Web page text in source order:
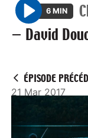
P
l
6 MIN
— David
ÉPISODE
21 Mar 2017